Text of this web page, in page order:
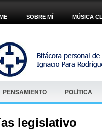
SOBRE MÍ MÚSICA
PENSAMIENTO POLÍTICA
legislativo